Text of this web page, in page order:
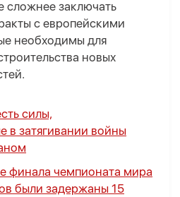
сложнее заключать
с европейскими
необходимы для
новых
силы,
в затягивании войны
финала чемпионата мира
были задержаны 15